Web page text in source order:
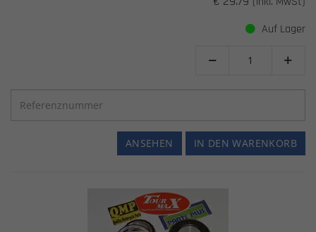
Auf Lager
 
IN DEN WARENKORB
ANSEHEN